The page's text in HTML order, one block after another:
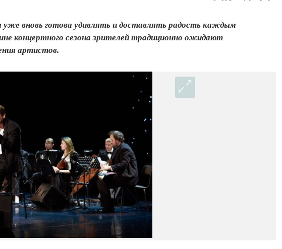
уже вновь готова удивлять и доставлять радость каждым
концертного сезона зрителей традиционно ожидают
артистов.